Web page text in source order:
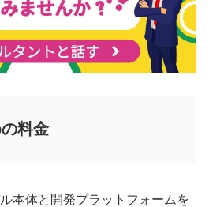
料金
本体と開発プラットフォームを